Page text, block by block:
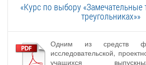
«Курс по выбору «Замечательные
треугольниках»»
Одним из средств
исследовательской,
учащихся